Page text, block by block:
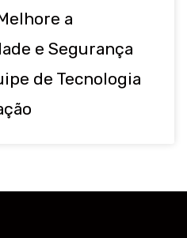
a
e Segurança
de Tecnologia